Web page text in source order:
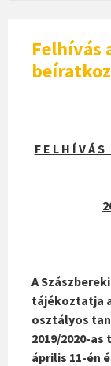
Felhívás
F E L H Í V Á
A
tájékoztatja
osztályos
2019/2020-
április 11-én